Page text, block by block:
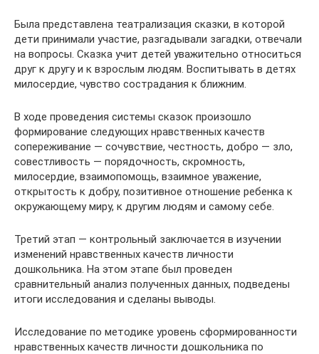
Была представлена театрализация сказки, в которой
дети принимали участие, разгадывали загадки, отвечали
на вопросы. Сказка учит детей уважительно относиться
друг к другу и к взрослым людям. Воспитывать в детях
милосердие, чувство сострадания к ближним.
В ходе проведения системы сказок произошло
формирование следующих нравственных качеств
сопереживание — сочувствие, честность, добро — зло,
совестливость — порядочность, скромность,
милосердие, взаимопомощь, взаимное уважение,
открытость к добру, позитивное отношение ребенка к
окружающему миру, к другим людям и самому себе.
Третий этап — контрольный заключается в изучении
изменений нравственных качеств личности
дошкольника. На этом этапе был проведен
сравнительный анализ полученных данных, подведены
итоги исследования и сделаны выводы.
Исследование по методике уровень сформированности
нравственных качеств личности дошкольника по